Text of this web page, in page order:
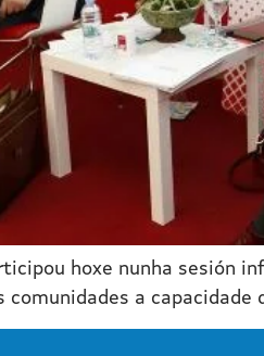
hoxe nunha sesión
a capacidade